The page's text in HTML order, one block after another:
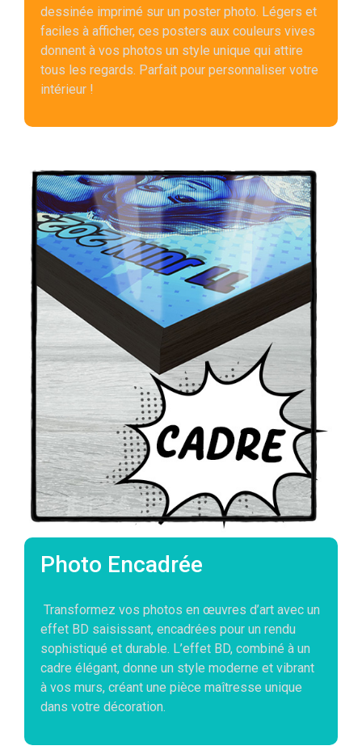
dessinée imprimé sur un poster photo. Légers et
faciles à afficher, ces posters aux couleurs vives
donnent à vos photos un style unique qui attire
tous les regards. Parfait pour personnaliser votre
intérieur !
Photo Encadrée
Transformez vos photos en œuvres d’art avec un
effet BD saisissant, encadrées pour un rendu
sophistiqué et durable. L’effet BD, combiné à un
cadre élégant, donne un style moderne et vibrant
à vos murs, créant une pièce maîtresse unique
dans votre décoration.